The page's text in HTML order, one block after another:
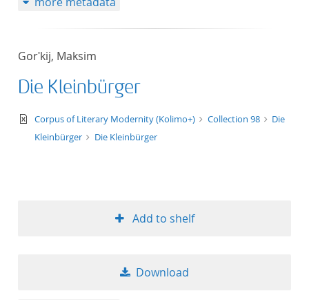
Gorʹkij, Maksim
Die Kleinbürger
text/xml
Corpus of Literary Modernity (Kolimo+) Collection 98
Die
Kleinbürger
Die Kleinbürger
Add to shelf
Download